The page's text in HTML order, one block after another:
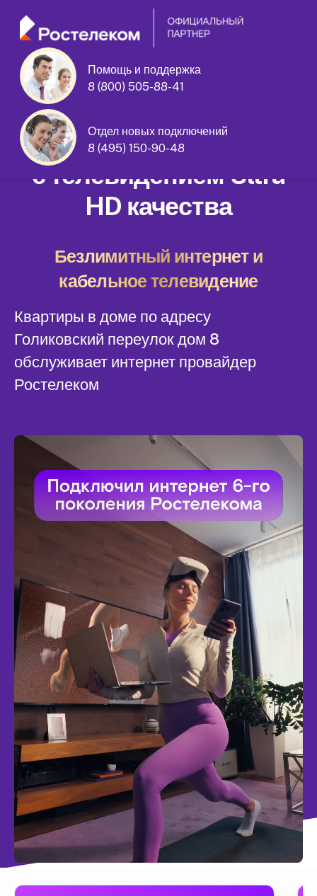
Помощь и поддержка
8 (800) 505-88-41
Отдел новых подключений
8 (495) 150-90-48
Голиковский переулок дом 8
Домашний интернет
с телевидением Ultra
HD качества
Безлимитный интернет и
кабельное телевидение
Квартиры в доме по адресу
Голиковский переулок дом 8
обслуживает интернет провайдер
Ростелеком